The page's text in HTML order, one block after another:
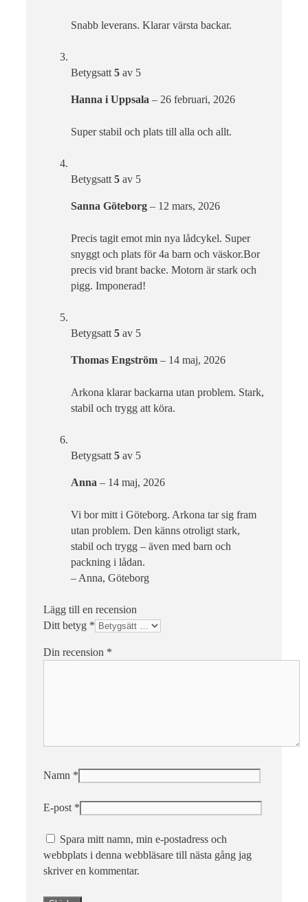
Snabb leverans. Klarar värsta backar.
Betygsatt 5 av 5
Hanna i Uppsala – 26 februari, 2026
Super stabil och plats till alla och allt.
Betygsatt 5 av 5
Sanna Göteborg – 12 mars, 2026
Precis tagit emot min nya lådcykel. Super
snyggt och plats för 4a barn och väskor.Bor
precis vid brant backe. Motorn är stark och
pigg. Imponerad!
Betygsatt5 av 5
Thomas Engström – 14 maj, 2026
Arkona klarar backarna utan problem. Stark,
stabil och trygg att köra.
Betygsatt5 av 5
Anna – 14 maj, 2026
Vi bor mitt i Göteborg. Arkona tar sig fram
utan problem. Den känns otroligt stark,
stabil och trygg – även med barn och
packning i lådan.
– Anna, Göteborg
Lägg till en recension
Ditt betyg *
Din recension *
Namn *
E-post *
Spara mitt namn, min e-postadress och
webbplats i denna webbläsare till nästa gång jag
skriver en kommentar.